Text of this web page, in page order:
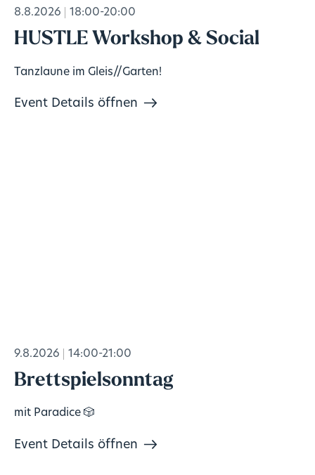
8.8.2026 18:00-20:00
HUSTLE Workshop & Social
Tanzlaune im Gleis//Garten!
Event Details öffnen
9.8.2026 14:00-21:00
Brettspielsonntag
mit Paradice 🎲
Event Details öffnen